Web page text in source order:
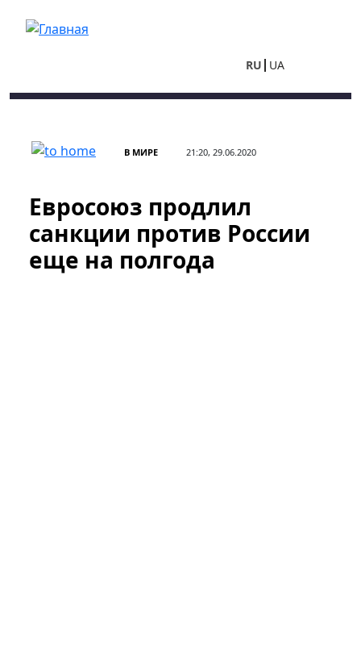
RU UA
В МИРЕ 21:20, 29.06.2020
Евросоюз продлил
санкции против России
еще на полгода